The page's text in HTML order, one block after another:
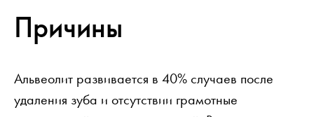
Причины
Альвеолит развивается в 40% случаев после
удаления зуба и отсутствии грамотные